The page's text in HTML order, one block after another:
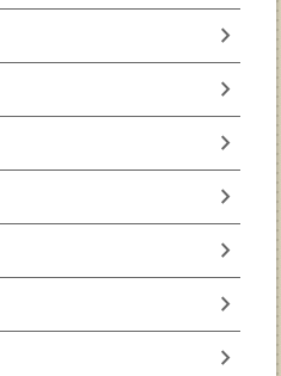
chevron_right
chevron_right
chevron_right
chevron_right
chevron_right
chevron_right
chevron_right